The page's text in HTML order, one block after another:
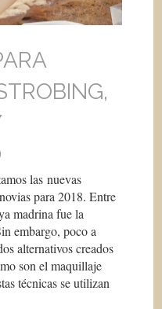
las nuevas
para 2018. Entre
madrina fue la
embargo, poco a
alternativos creados
son el maquillaje
técnicas se utilizan